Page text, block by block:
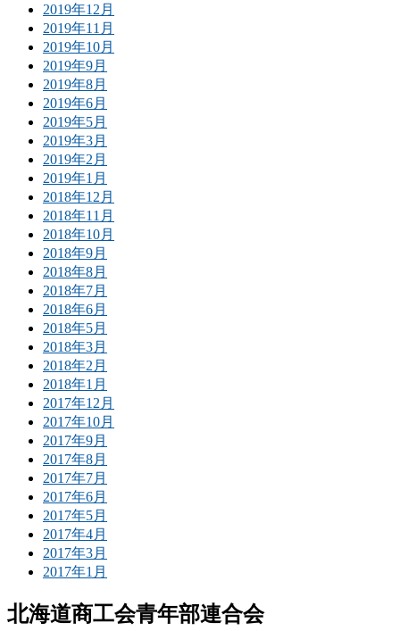
2019年12月
2019年11月
2019年10月
2019年9月
2019年8月
2019年6月
2019年5月
2019年3月
2019年2月
2019年1月
2018年12月
2018年11月
2018年10月
2018年9月
2018年8月
2018年7月
2018年6月
2018年5月
2018年3月
2018年2月
2018年1月
2017年12月
2017年10月
2017年9月
2017年8月
2017年7月
2017年6月
2017年5月
2017年4月
2017年3月
2017年1月
北海道商工会青年部連合会